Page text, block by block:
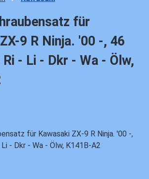
für
9 R Ninja. '00 -, 46
- Li - Dkr - Wa - Ölw,